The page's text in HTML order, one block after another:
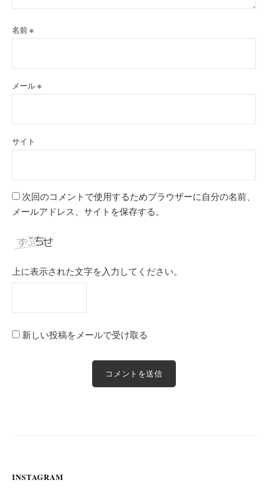
名前※
メール※
サイト
次回のコメントで使用するためブラウザーに自分の名前、
メールアドレス、サイトを保存する。
上に表示された文字を入力してください。
新しい投稿をメールで受け取る
INSTAGRAM